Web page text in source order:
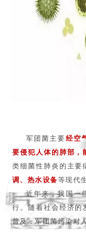
军团菌主要 经空
要侵犯人体的肺部，
类细菌性肺炎的主要
调、热水设备等现代
近年来，我国一
行。随着社会经济的
普及，军团菌污染对